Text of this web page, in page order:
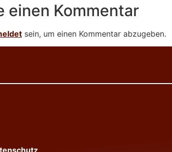
einen Kommentar
sein, um einen Kommentar abzugeben.